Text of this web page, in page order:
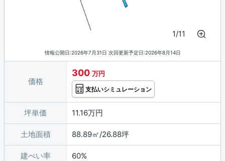
1/11
情報公開日:2026年7月31日 次回更新予定日:2026年8月14日
価格
300 万円
支払いシミュレーション
坪単価 11.16万円
土地面積 88.89㎡/26.88坪
建ぺい率 60%